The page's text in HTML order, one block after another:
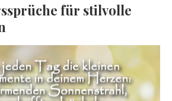
für stilvolle